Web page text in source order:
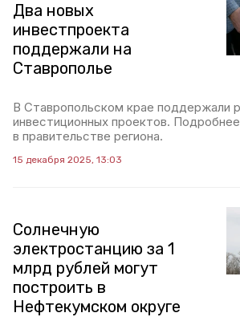
Два новых
инвестпроекта
поддержали на
Ставрополье
В Ставропольском крае поддержали
инвестиционных проектов.
в правительстве региона.
15 декабря 2025, 13:03
Солнечную
электростанцию за 1
млрд рублей могут
построить в
Нефтекумском округе